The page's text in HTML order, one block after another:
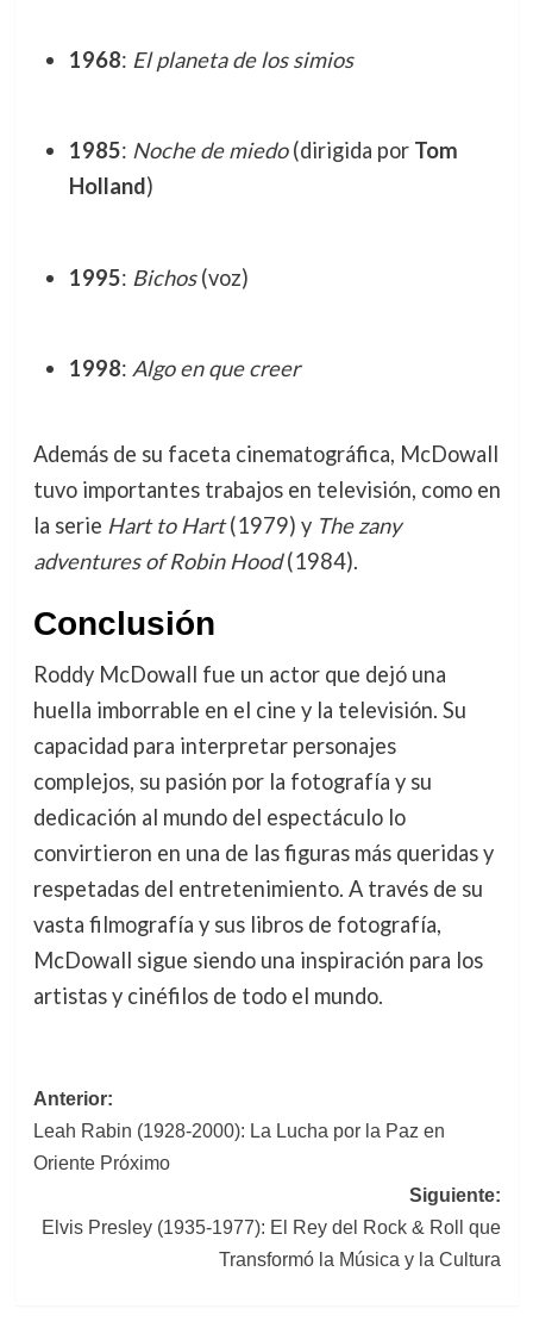
1968: El planeta de los simios
1985: Noche de miedo(dirigida por Tom
Holland)
1995: Bichos(voz)
1998: Algo en que creer
Además de su faceta cinematográfica, McDowall
tuvo importantes trabajos en televisión, como en
la serie Hart to Hart(1979) y The zany
adventures of Robin Hood(1984).
Conclusión
Roddy McDowall fue un actor que dejó una
huella imborrable en el cine y la televisión. Su
capacidad para interpretar personajes
complejos, su pasión por la fotografía y su
dedicación al mundo del espectáculo lo
convirtieron en una de las figuras más queridas y
respetadas del entretenimiento. A través de su
vasta filmografía y sus libros de fotografía,
McDowall sigue siendo una inspiración para los
artistas y cinéfilos de todo el mundo.
Navegación
de
Anterior:
Leah Rabin (1928-2000): La Lucha por la Paz en
Oriente Próximo
Siguiente:
Elvis Presley (1935-1977): El Rey del Rock & Roll que
Transformó la Música y la Cultura